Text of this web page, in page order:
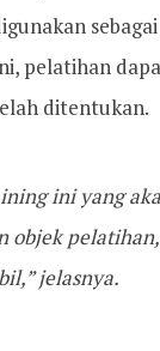
pelatihan
ditentukan.
ini yang
objek
jelasnya.